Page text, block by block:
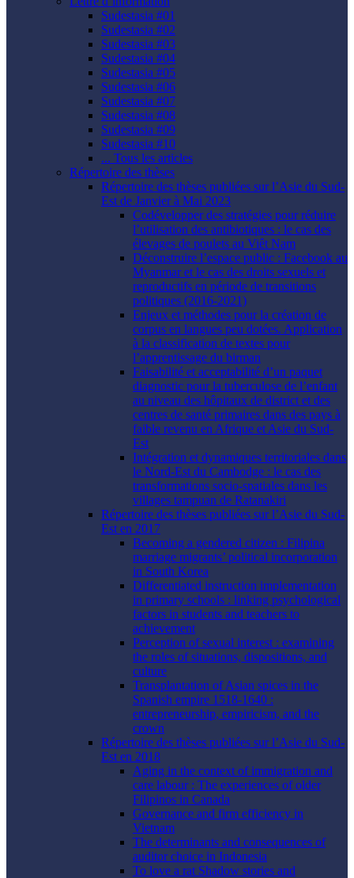
Sudestasia #01
Sudestasia #02
Sudestasia #03
Sudestasia #04
Sudestasia #05
Sudestasia #06
Sudestasia #07
Sudestasia #08
Sudestasia #09
Sudestasia #10
... Tous les articles
Répertoire des thèses
Répertoire des thèses publiées sur l’Asie du Sud-
Est de Janvier à Mai 2023
Codévelopper des stratégies pour réduire
l’utilisation des antibiotiques : le cas des
élevages de poulets au Viêt Nam
Déconstruire l’espace public : Facebook au
Myanmar et le cas des droits sexuels et
reproductifs en période de transitions
politiques (2016-2021)
Enjeux et méthodes pour la création de
corpus en langues peu dotées. Application
à la classification de textes pour
l’apprentissage du birman
Faisabilité et acceptabilité d’un paquet
diagnostic pour la tuberculose de l’enfant
au niveau des hôpitaux de district et des
centres de santé primaires dans des pays à
faible revenu en Afrique et Asie du Sud-
Est
Intégration et dynamiques territoriales dans
le Nord-Est du Cambodge : le cas des
transformations socio-spatiales dans les
villages tampuan de Ratanakiri
Répertoire des thèses publiées sur l’Asie du Sud-
Est en 2017
Becoming a gendered citizen : Filipina
marriage migrants’ political incorporation
in South Korea
Differentiated instruction implementation
in primary schools : linking psychological
factors in students and teachers to
achievement
Perception of sexual interest : examining
the roles of situations, dispositions, and
culture
Transplantation of Asian spices in the
Spanish empire 1518-1640 :
entrepreneurship, empiricism, and the
crown
Répertoire des thèses publiées sur l’Asie du Sud-
Est en 2018
Aging in the context of immigration and
care labour : The experiences of older
Filipinos in Canada
Governance and firm efficiency in
Vietnam
The determinants and consequences of
auditor choice in Indonesia
To love a rat Shadow stories and